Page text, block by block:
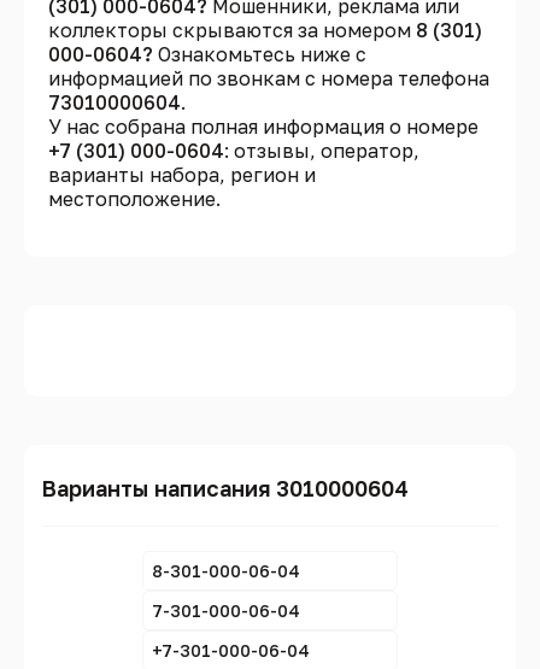
(301) 000-0604? Мошенники, реклама или
коллекторы скрываются за номером 8 (301)
000-0604? Ознакомьтесь ниже с
информацией по звонкам с номера телефона
73010000604.
У нас собрана полная информация о номере
+7 (301) 000-0604: отзывы, оператор,
варианты набора, регион и
местоположение.
Варианты написания 3010000604
8-301-000-06-04
7-301-000-06-04
+7-301-000-06-04